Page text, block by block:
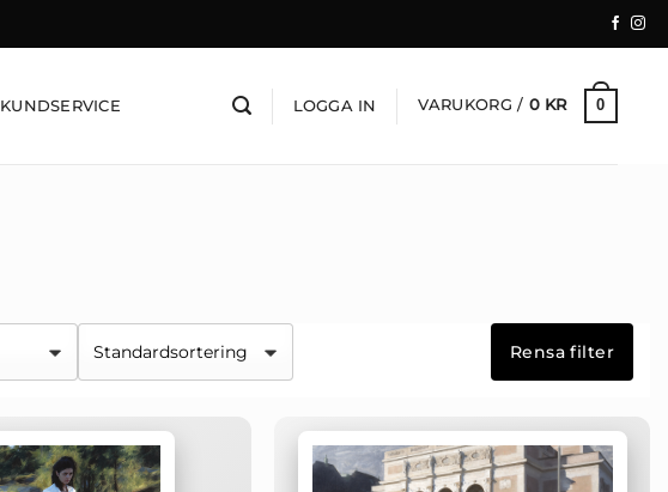
KUNDSERVICE LOGGA IN VARUKORG / 0 KR 0
Rensa filter